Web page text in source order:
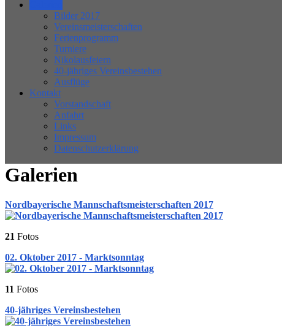
Bilder 2017
Vereinsmeisterschaften
Ferienprogramm
Turniere
Nikolausfeiern
40-jähriges Vereinsbestehen
Ausflüge
Kontakt
Vorstandschaft
Anfahrt
Links
Impressum
Datenschutzerklärung
Galerien
Nordbayerische Mannschaftsmeisterschaften 2017
21 Fotos
02. Oktober 2017 - Marktsonntag
11 Fotos
40-jähriges Vereinsbestehen